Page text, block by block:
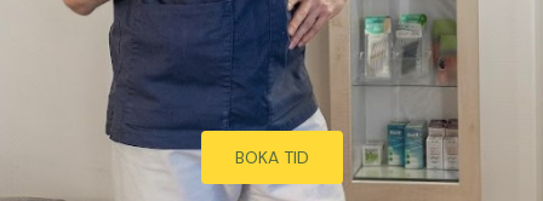
BOKA TID